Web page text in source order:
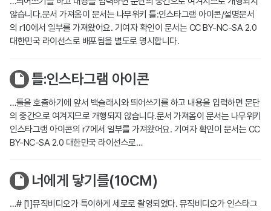
않습니다.문서 가져옴이 문서는 나무위키 틀:인스타그램 아이콘/설명문서
의 r10에서 일부를 가져왔어요. 기여자 확인이 문서는 CC BY-NC-SA 2.0
대한민국 라이선스로 배포됨을 별도로 명시합니다.
틀:인스타그램 아이콘
…틀을 호출하기에 앞서 백슬래시와 띄어쓰기를 하고 내용을 입력하면 문단
의 중간으로 여겨지므로 개행되지 않습니다.문서 가져옴이 문서는 나무위키
인스타그램 아이콘의 r7에서 일부를 가져왔어요. 기여자 확인이 문서는 CC
BY-NC-SA 2.0 대한민국 라이선스로…
너에게 닿기를(10CM)
…# [1]뮤직비디오가 특이하게 세로로 촬영되었다. 뮤직비디오가 인스타그